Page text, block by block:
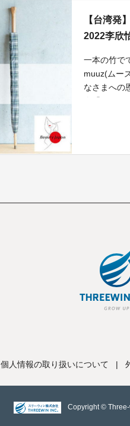
【台湾発
2022李欣
一本の竹で
muuz(ムー
なさまへの
個人情報の取り扱いについて |
Copyright ©